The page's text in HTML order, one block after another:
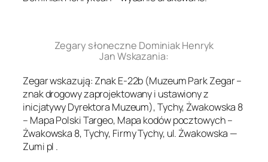
Zegary słoneczne Dominiak Henryk
Jan Wskazania:
Zegar wskazują: Znak E-22b (Muzeum Park Zegar –
znak drogowy zaprojektowany i ustawiony z
inicjatywy Dyrektora Muzeum), Tychy, Żwakowska 8
– Mapa Polski Targeo, Mapa kodów pocztowych –
Żwakowska 8, Tychy, Firmy Tychy, ul. Żwakowska —
Zumi pl .